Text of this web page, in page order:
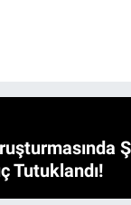
Tutuklandı!